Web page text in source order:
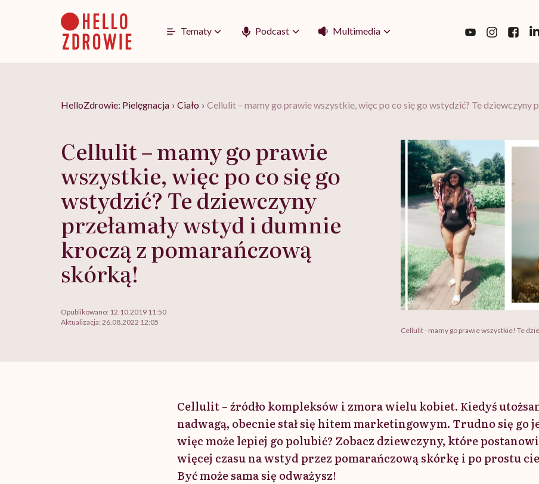
Tematy Podcast Multimedia
HelloZdrowie: Pielęgnacja › Ciało › Cellulit – mamy go prawie wszystkie, więc po co się go wstydzić? Te dziewczyny
Cellulit – mamy go prawie
wszystkie, więc po co się go
wstydzić? Te dziewczyny
przełamały wstyd i dumnie
kroczą z pomarańczową
skórką!
Opublikowano: 12.10.2019 11:50
Aktualizacja: 26.08.2022 12:05
Cellulit - mamy go prawie wszystkie! Te
Cellulit – źródło kompleksów i zmora wielu kobiet. Kiedyś
nadwagą, obecnie stał się hitem marketingowym. Trudno się go
więc może lepiej go polubić? Zobacz dziewczyny, które
więcej czasu na wstyd przez pomarańczową skórkę i po prostu
Być może sama się odważysz!